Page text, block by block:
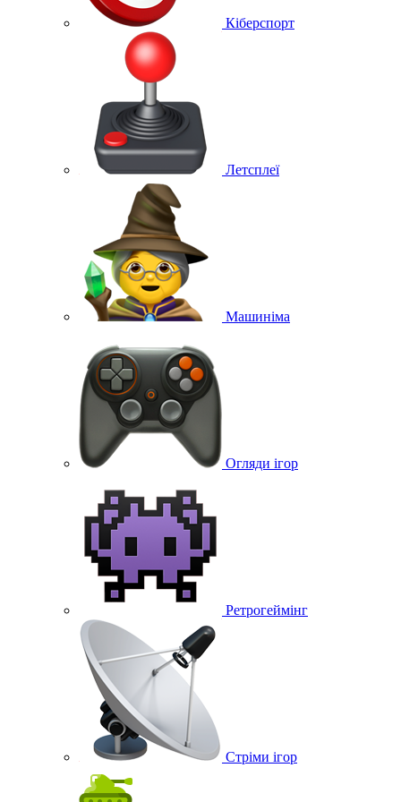
Кіберспорт
Летсплеї
Машиніма
Огляди ігор
Ретрогеймінг
Стріми ігор